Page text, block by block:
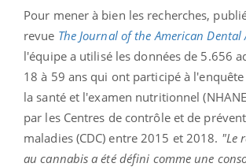
Pour mener à bien les recherches,
revue The Journal of the American Dental
l'équipe a utilisé les données de 5.656
18 à 59 ans qui ont participé à
la santé et l'examen nutritionnel
par les Centres de contrôle et de
maladies (CDC) entre 2015 et 2018. "Le
au cannabis a été défini comme une